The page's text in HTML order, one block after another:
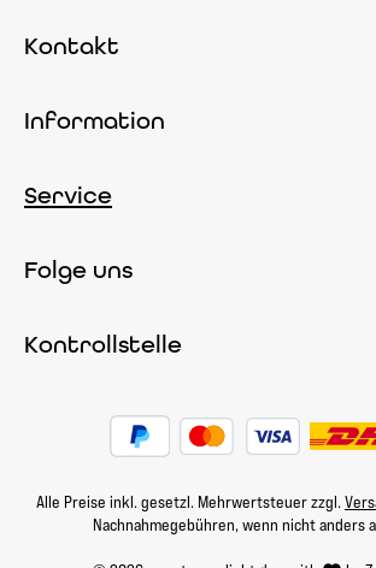
Kontakt
Information
Service
Folge uns
Kontrollstelle
Alle Preise inkl. gesetzl. Mehrwertsteuer zzgl.
Nachnahmegebühren, wenn nicht anders